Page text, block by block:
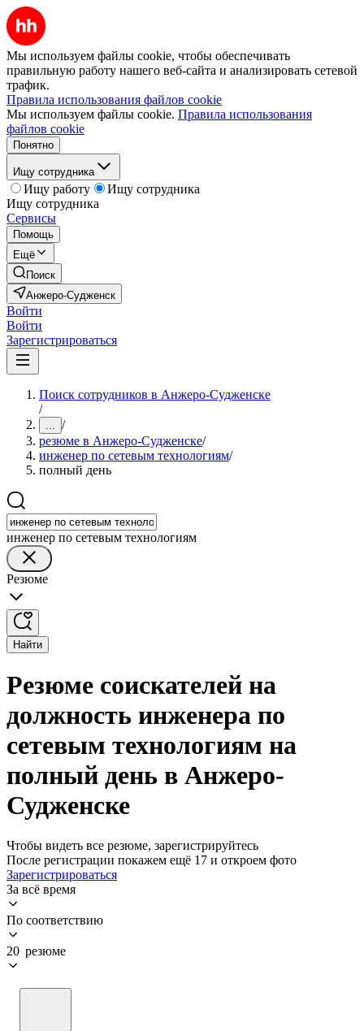
Мы используем файлы cookie, чтобы обеспечивать
правильную работу нашего веб-сайта и анализировать сетевой
трафик.
Правила использования файлов cookie
Мы используем файлы cookie. Правила использования
файлов cookie
Понятно
Ищу сотрудника
Ищу работу
Ищу сотрудника
Ищу сотрудника
Сервисы
Помощь
Ещё
Поиск
Анжеро-Судженск
Войти
Войти
Зарегистрироваться
Поиск сотрудников в Анжеро-Судженске
/
... /
резюме в Анжеро-Судженске/
инженер по сетевым технологиям/
полный день
инженер по сетевым технологиям
Резюме
Найти
Резюме соискателей на
должность инженера по
сетевым технологиям на
полный день в Анжеро-
Судженске
Чтобы видеть все резюме, зарегистрируйтесь
После регистрации покажем ещё 17 и откроем фото
Зарегистрироваться
За всё время
По соответствию
20 резюме